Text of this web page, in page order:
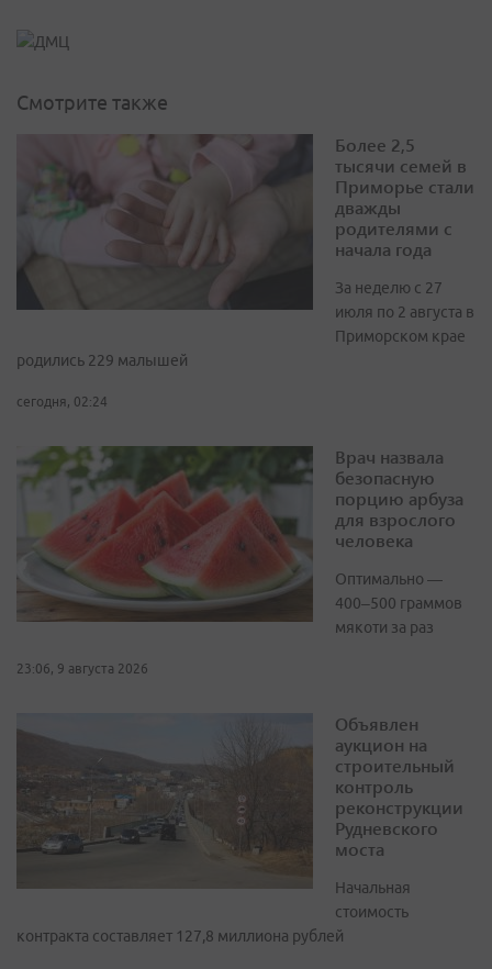
Смотрите также
Более 2,5
тысячи семей в
Приморье стали
дважды
родителями с
начала года
За неделю с 27
июля по 2 августа в
Приморском крае
родились 229 малышей
сегодня, 02:24
Врач назвала
безопасную
порцию арбуза
для взрослого
человека
Оптимально —
400–500 граммов
мякоти за раз
23:06, 9 августа 2026
Объявлен
аукцион на
строительный
контроль
реконструкции
Рудневского
моста
Начальная
стоимость
контракта составляет 127,8 миллиона рублей